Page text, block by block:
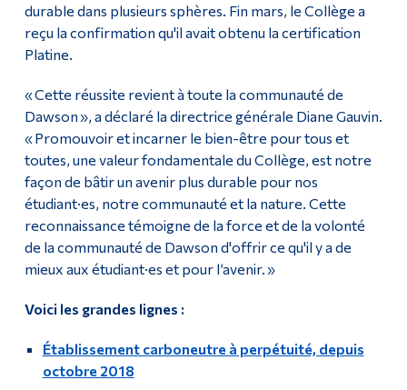
durable dans plusieurs sphères. Fin mars, le Collège a
reçu la confirmation qu'il avait obtenu la certification
Platine.
« Cette réussite revient à toute la communauté de
Dawson », a déclaré la directrice générale Diane Gauvin.
« Promouvoir et incarner le bien-être pour tous et
toutes, une valeur fondamentale du Collège, est notre
façon de bâtir un avenir plus durable pour nos
étudiant·es, notre communauté et la nature. Cette
reconnaissance témoigne de la force et de la volonté
de la communauté de Dawson d'offrir ce qu'il y a de
mieux aux étudiant·es et pour l’avenir. »
Voici les grandes lignes :
Établissement carboneutre à perpétuité, depuis
octobre 2018